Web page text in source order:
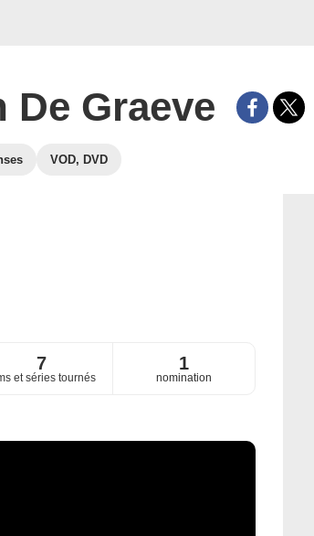
De Graeve
VOD, DVD
7
et séries tournés
1
nomination